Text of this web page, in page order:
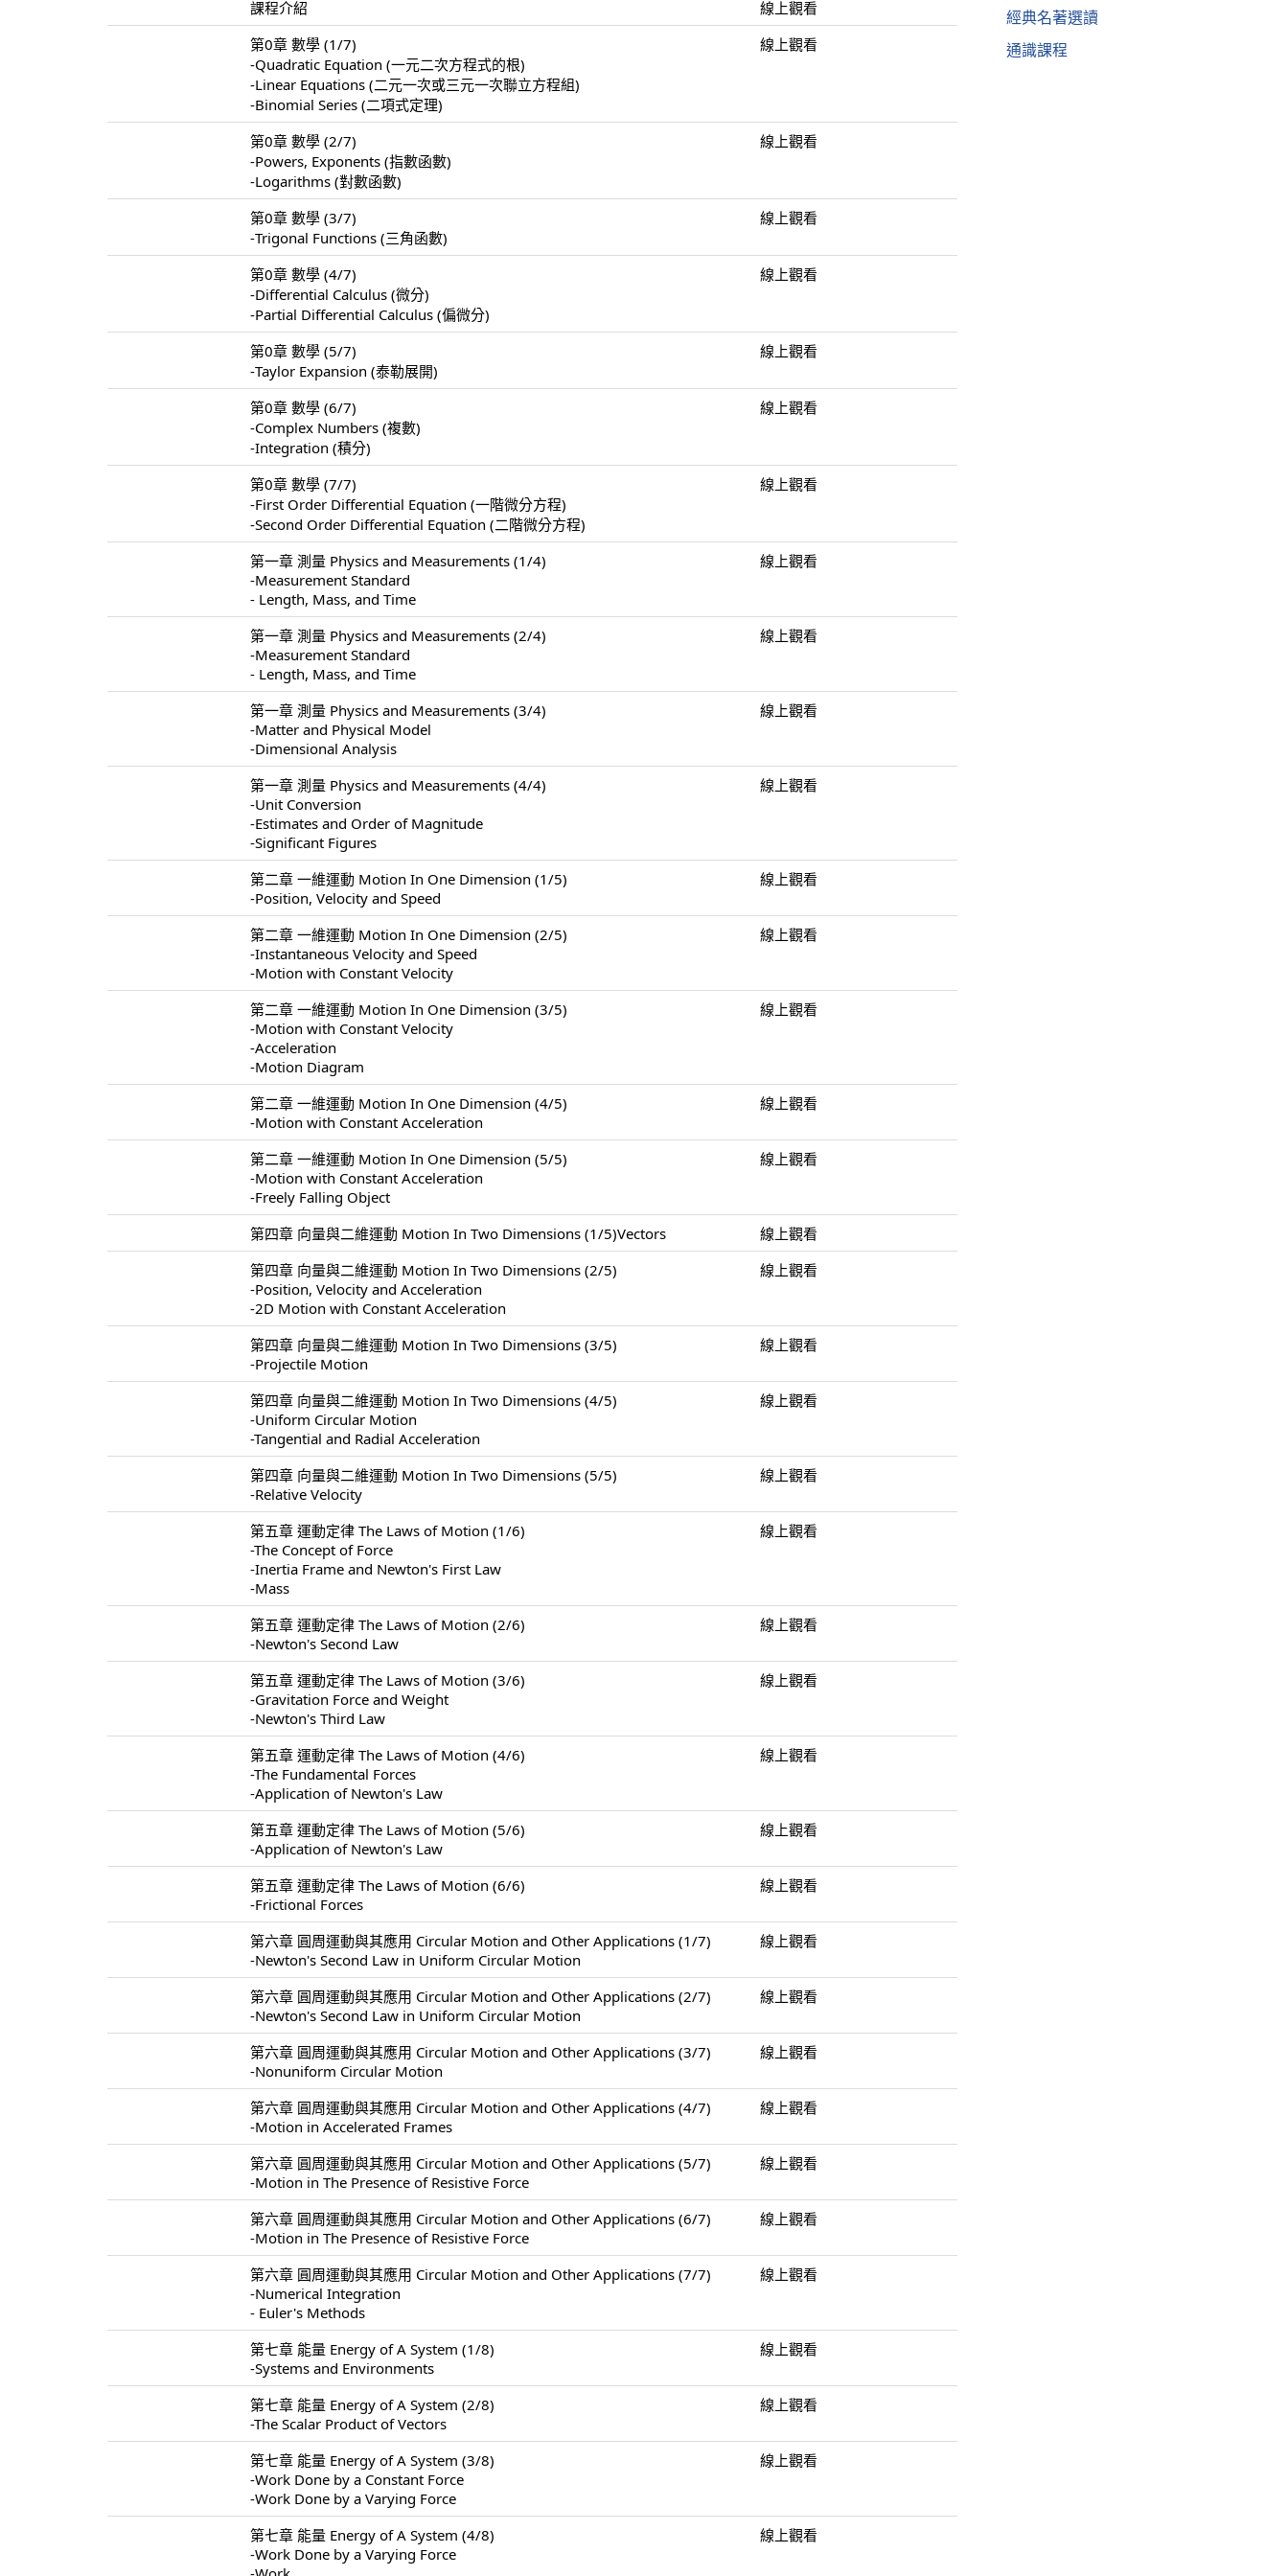
課程介紹
線上觀看
第0章 數學 (1/7)
-Quadratic Equation (一元二次方程式的根)
-Linear Equations (二元一次或三元一次聯立方程組)
-Binomial Series (二項式定理)
線上觀看
第0章 數學 (2/7)
-Powers, Exponents (指數函數)
-Logarithms (對數函數)
線上觀看
第0章 數學 (3/7)
-Trigonal Functions (三角函數)
線上觀看
第0章 數學 (4/7)
-Differential Calculus (微分)
-Partial Differential Calculus (偏微分)
線上觀看
第0章 數學 (5/7)
-Taylor Expansion (泰勒展開)
線上觀看
第0章 數學 (6/7)
-Complex Numbers (複數)
-Integration (積分)
線上觀看
第0章 數學 (7/7)
-First Order Differential Equation (一階微分方程)
-Second Order Differential Equation (二階微分方程)
線上觀看
第一章 測量 Physics and Measurements (1/4)
-Measurement Standard
- Length, Mass, and Time
線上觀看
第一章 測量 Physics and Measurements (2/4)
-Measurement Standard
- Length, Mass, and Time
線上觀看
第一章 測量 Physics and Measurements (3/4)
-Matter and Physical Model
-Dimensional Analysis
線上觀看
第一章 測量 Physics and Measurements (4/4)
-Unit Conversion
-Estimates and Order of Magnitude
-Significant Figures
線上觀看
第二章 一維運動 Motion In One Dimension (1/5)
-Position, Velocity and Speed
線上觀看
第二章 一維運動 Motion In One Dimension (2/5)
-Instantaneous Velocity and Speed
-Motion with Constant Velocity
線上觀看
第二章 一維運動 Motion In One Dimension (3/5)
-Motion with Constant Velocity
-Acceleration
-Motion Diagram
線上觀看
第二章 一維運動 Motion In One Dimension (4/5)
-Motion with Constant Acceleration
線上觀看
第二章 一維運動 Motion In One Dimension (5/5)
-Motion with Constant Acceleration
-Freely Falling Object
線上觀看
第四章 向量與二維運動 Motion In Two Dimensions (1/5)Vectors
線上觀看
第四章 向量與二維運動 Motion In Two Dimensions (2/5)
-Position, Velocity and Acceleration
-2D Motion with Constant Acceleration
線上觀看
第四章 向量與二維運動 Motion In Two Dimensions (3/5)
-Projectile Motion
線上觀看
第四章 向量與二維運動 Motion In Two Dimensions (4/5)
-Uniform Circular Motion
-Tangential and Radial Acceleration
線上觀看
第四章 向量與二維運動 Motion In Two Dimensions (5/5)
-Relative Velocity
線上觀看
第五章 運動定律 The Laws of Motion (1/6)
-The Concept of Force
-Inertia Frame and Newton's First Law
-Mass
線上觀看
第五章 運動定律 The Laws of Motion (2/6)
-Newton's Second Law
線上觀看
第五章 運動定律 The Laws of Motion (3/6)
-Gravitation Force and Weight
-Newton's Third Law
線上觀看
第五章 運動定律 The Laws of Motion (4/6)
-The Fundamental Forces
-Application of Newton's Law
線上觀看
第五章 運動定律 The Laws of Motion (5/6)
-Application of Newton's Law
線上觀看
第五章 運動定律 The Laws of Motion (6/6)
-Frictional Forces
線上觀看
第六章 圓周運動與其應用 Circular Motion and Other Applications (1/7)
-Newton's Second Law in Uniform Circular Motion
線上觀看
第六章 圓周運動與其應用 Circular Motion and Other Applications (2/7)
-Newton's Second Law in Uniform Circular Motion
線上觀看
第六章 圓周運動與其應用 Circular Motion and Other Applications (3/7)
-Nonuniform Circular Motion
線上觀看
第六章 圓周運動與其應用 Circular Motion and Other Applications (4/7)
-Motion in Accelerated Frames
線上觀看
第六章 圓周運動與其應用 Circular Motion and Other Applications (5/7)
-Motion in The Presence of Resistive Force
線上觀看
第六章 圓周運動與其應用 Circular Motion and Other Applications (6/7)
-Motion in The Presence of Resistive Force
線上觀看
第六章 圓周運動與其應用 Circular Motion and Other Applications (7/7)
-Numerical Integration
- Euler's Methods
線上觀看
第七章 能量 Energy of A System (1/8)
-Systems and Environments
線上觀看
第七章 能量 Energy of A System (2/8)
-The Scalar Product of Vectors
線上觀看
第七章 能量 Energy of A System (3/8)
-Work Done by a Constant Force
-Work Done by a Varying Force
線上觀看
第七章 能量 Energy of A System (4/8)
-Work Done by a Varying Force
線上觀看
經典名著選讀
通識課程